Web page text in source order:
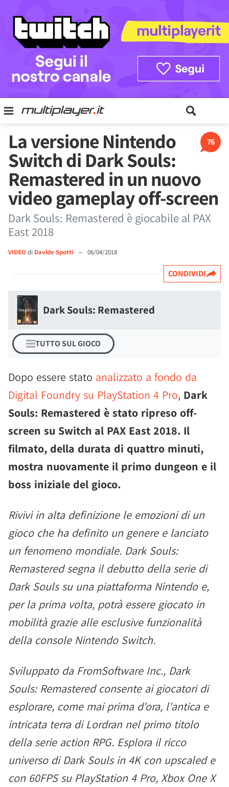
76
La versione Nintendo
Switch di Dark Souls:
Remastered in un nuovo
video gameplay off-screen
Dark Souls: Remastered è giocabile al PAX
East 2018
VIDEO di Davide Spotti — 06/04/2018
CONDIVIDI
Dark Souls: Remastered
TUTTO SUL GIOCO
Dopo essere stato analizzato a fondo da
Digital Foundry su PlayStation 4 Pro, Dark
Souls: Remastered è stato ripreso off-
screen su Switch al PAX East 2018. Il
filmato, della durata di quattro minuti,
mostra nuovamente il primo dungeon e il
boss iniziale del gioco.
Rivivi in alta definizione le emozioni di un
gioco che ha definito un genere e lanciato
un fenomeno mondiale. Dark Souls:
Remastered segna il debutto della serie di
Dark Souls su una piattaforma Nintendo e,
per la prima volta, potrà essere giocato in
mobilità grazie alle esclusive funzionalità
della console Nintendo Switch.
Sviluppato da FromSoftware Inc., Dark
Souls: Remastered consente ai giocatori di
esplorare, come mai prima d'ora, l'antica e
intricata terra di Lordran nel primo titolo
della serie action RPG. Esplora il ricco
universo di Dark Souls in 4K con upscaled e
con 60FPS su PlayStation 4 Pro, Xbox One X